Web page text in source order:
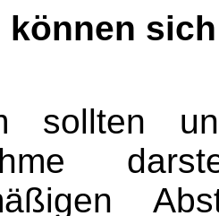
können
sollten